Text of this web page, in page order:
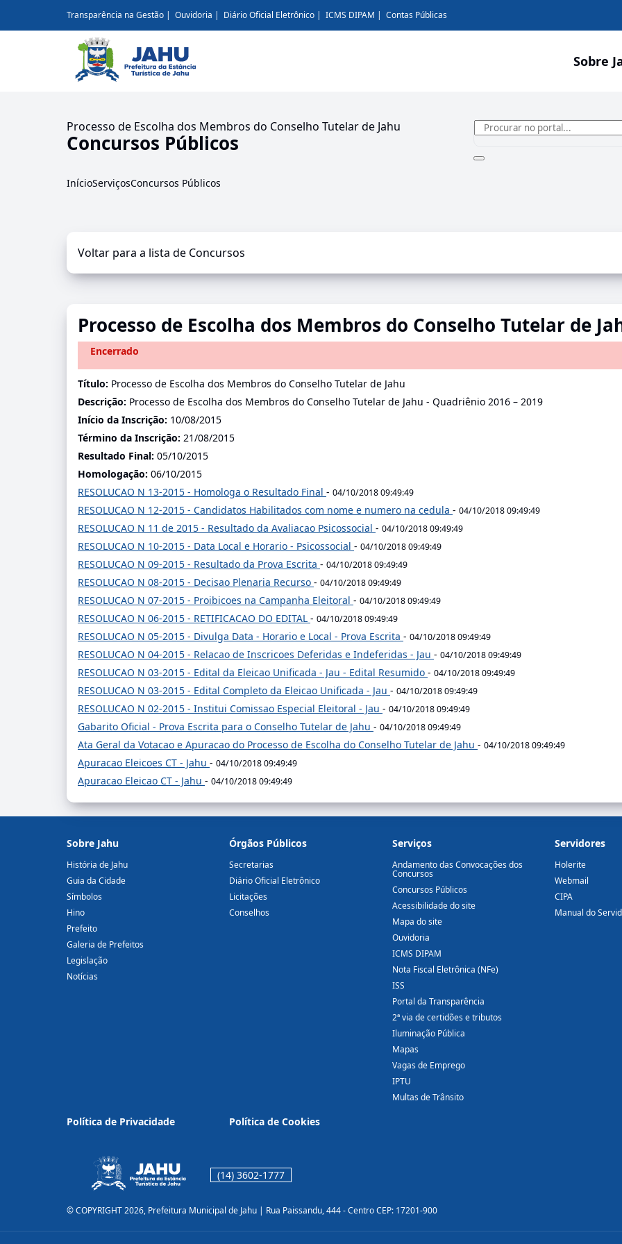
Transparência na Gestão Ouvidoria Diário Oficial Eletrônico ICMS DIPAM Contas Públicas
Sobre
Processo de Escolha dos Membros do Conselho Tutelar de Jahu
Concursos Públicos
InícioServiçosConcursos Públicos
Voltar para a lista de Concursos
Processo de Escolha dos Membros do Conselho Tutelar de
Encerrado
Título: Processo de Escolha dos Membros do Conselho Tutelar de Jahu
Descrição: Processo de Escolha dos Membros do Conselho Tutelar de Jahu - Quadriênio 2016 – 2019
Início da Inscrição: 10/08/2015
Término da Inscrição: 21/08/2015
Resultado Final: 05/10/2015
Homologação: 06/10/2015
RESOLUCAO N 13-2015 - Homologa o Resultado Final - 04/10/2018 09:49:49
RESOLUCAO N 12-2015 - Candidatos Habilitados com nome e numero na cedula - 04/10/2018 09:49:49
RESOLUCAO N 11 de 2015 - Resultado da Avaliacao Psicossocial - 04/10/2018 09:49:49
RESOLUCAO N 10-2015 - Data Local e Horario - Psicossocial - 04/10/2018 09:49:49
RESOLUCAO N 09-2015 - Resultado da Prova Escrita - 04/10/2018 09:49:49
RESOLUCAO N 08-2015 - Decisao Plenaria Recurso - 04/10/2018 09:49:49
RESOLUCAO N 07-2015 - Proibicoes na Campanha Eleitoral - 04/10/2018 09:49:49
RESOLUCAO N 06-2015 - RETIFICACAO DO EDITAL - 04/10/2018 09:49:49
RESOLUCAO N 05-2015 - Divulga Data - Horario e Local - Prova Escrita - 04/10/2018 09:49:49
RESOLUCAO N 04-2015 - Relacao de Inscricoes Deferidas e Indeferidas - Jau - 04/10/2018 09:49:49
RESOLUCAO N 03-2015 - Edital da Eleicao Unificada - Jau - Edital Resumido - 04/10/2018 09:49:49
RESOLUCAO N 03-2015 - Edital Completo da Eleicao Unificada - Jau - 04/10/2018 09:49:49
RESOLUCAO N 02-2015 - Institui Comissao Especial Eleitoral - Jau - 04/10/2018 09:49:49
Gabarito Oficial - Prova Escrita para o Conselho Tutelar de Jahu - 04/10/2018 09:49:49
Ata Geral da Votacao e Apuracao do Processo de Escolha do Conselho Tutelar de Jahu - 04/10/2018 09:49:49
Apuracao Eleicoes CT - Jahu - 04/10/2018 09:49:49
Apuracao Eleicao CT - Jahu - 04/10/2018 09:49:49
Sobre Jahu
História de Jahu
Guia da Cidade
Símbolos
Hino
Prefeito
Galeria de Prefeitos
Legislação
Notícias
Órgãos Públicos
Secretarias
Diário Oficial Eletrônico
Licitações
Conselhos
Serviços
Andamento das Convocações dos
Concursos
Concursos Públicos
Acessibilidade do site
Mapa do site
Ouvidoria
ICMS DIPAM
Nota Fiscal Eletrônica (NFe)
ISS
Portal da Transparência
2ª via de certidões e tributos
Iluminação Pública
Mapas
Vagas de Emprego
IPTU
Multas de Trânsito
Servidores
Holerite
Webmail
CIPA
Manual do
Política de Privacidade Política de Cookies
(14) 3602-1777
© COPYRIGHT 2026, Prefeitura Municipal de Jahu | Rua Paissandu, 444 - Centro CEP: 17201-900